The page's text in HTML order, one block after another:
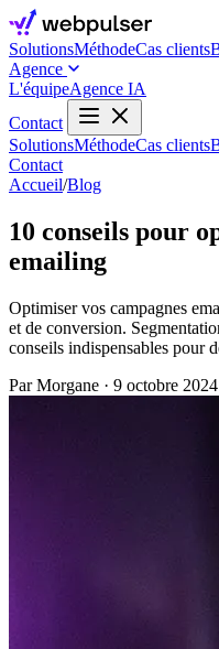
SolutionsMéthodeCas clients
Agence
L'équipeAgence IA
Contact
SolutionsMéthodeCas clients
Contact
Accueil/Blog
10 conseils pour
emailing
Optimiser vos campagnes
et de conversion.
conseils indispensables pour
Par Morgane · 9 octobre 2024